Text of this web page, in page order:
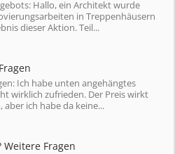
Hallo, ein Architekt wurde
in Treppenhäusern
dieser Aktion. Teil...
Ich habe unten angehängtes
wirklich zufrieden. Der Preis wirkt
ich habe da keine...
Weitere Fragen